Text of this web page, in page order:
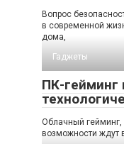
Вопрос
в современной
дома,
Гаджеты
ПК-гейминг
Облачный гейминг,
возможности ждут